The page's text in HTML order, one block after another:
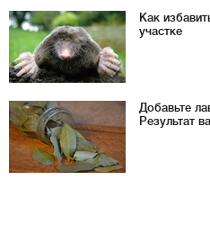
Как
участке
Добавьте
Результат